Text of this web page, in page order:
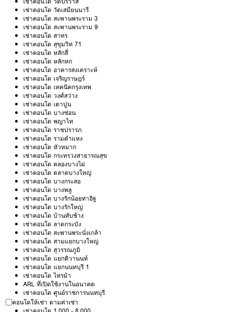
เช่าคอนโด วัดเสมียนนารี
เช่าคอนโด สะพานพระราม 3
เช่าคอนโด สะพานพระราม 9
เช่าคอนโด สาทร
เช่าคอนโด สุขุมวิท 71
เช่าคอนโด หลักสี่
เช่าคอนโด หลักหก
เช่าคอนโด อาคารสงเคราะห์
เช่าคอนโด เจริญราษฎร์
เช่าคอนโด เทคนิคกรุงเทพ
เช่าคอนโด วงศ์สว่าง
เช่าคอนโด เตาปูน
เช่าคอนโด บางซ่อน
เช่าคอนโด พญาไท
เช่าคอนโด ราชปรารภ
เช่าคอนโด รามคำแหง
เช่าคอนโด หัวหมาก
เช่าคอนโด กระทรวงสาธารณสุข
เช่าคอนโด คลองบางไผ่
เช่าคอนโด ตลาดบางใหญ่
เช่าคอนโด บางกระสอ
เช่าคอนโด บางพลู
เช่าคอนโด บางรักน้อยท่าอิฐ
เช่าคอนโด บางรักใหญ่
เช่าคอนโด บ้านทับช้าง
เช่าคอนโด ลาดกระบัง
เช่าคอนโด สะพานพระนั่งเกล้า
เช่าคอนโด สามแยกบางใหญ่
เช่าคอนโด สุวรรณภูมิ
เช่าคอนโด แยกติวานนท์
เช่าคอนโด แยกนนทบุรี 1
เช่าคอนโด ไทรม้า
ARL ที่เปิดใช้งานในอนาคต
เช่าคอนโด ศูนย์ราชการนนทบุรี
คอนโดให้เช่า ตามค่าเช่า